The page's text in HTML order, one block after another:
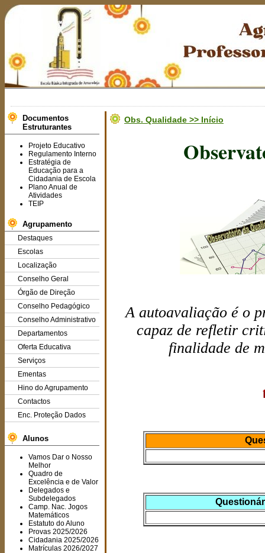
Documentos
Estruturantes
Projeto Educativo
Regulamento Interno
Estratégia de
Educação para a
Cidadania de Escola
Plano Anual de
Atividades
TEIP
Agrupamento
Destaques
Escolas
Localização
Conselho Geral
Órgão de Direção
Conselho Pedagógico
Conselho Administrativo
Departamentos
Oferta Educativa
Serviços
Ementas
Hino do Agrupamento
Contactos
Enc. Proteção Dados
Alunos
Vamos Dar o Nosso
Melhor
Quadro de
Excelência e de Valor
Delegados e
Subdelegados
Camp. Nac. Jogos
Matemáticos
Estatuto do Aluno
Provas 2025/2026
Cidadania 2025/2026
Matrículas 2026/2027
Obs. Qualidade >> Início
A autoavaliação é o
capaz de refletir
finalidade de